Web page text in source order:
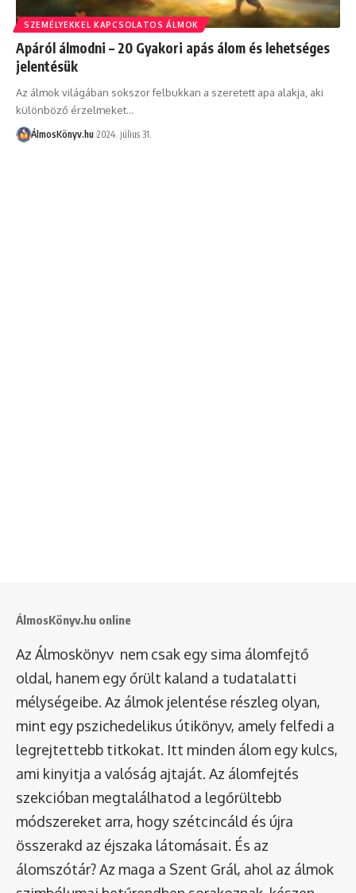
SZEMÉLYEKKEL KAPCSOLATOS ÁLMOK
Apáról álmodni – 20 Gyakori apás álom és lehetséges
jelentésük
Az álmok világában sokszor felbukkan a szeretett apa alakja, aki
különböző érzelmeket…
ÁlmosKönyv.hu 2024. július 31.
ÁlmosKönyv.hu online
Az Álmoskönyv nem csak egy sima álomfejtő
oldal, hanem egy őrült kaland a tudatalatti
mélységeibe. Az álmok jelentése részleg olyan,
mint egy pszichedelikus útikönyv, amely felfedi a
legrejtettebb titkokat. Itt minden álom egy kulcs,
ami kinyitja a valóság ajtaját. Az álomfejtés
szekcióban megtalálhatod a legőrültebb
módszereket arra, hogy szétcincáld és újra
összerakd az éjszaka látomásait. És az
álomszótár? Az maga a Szent Grál, ahol az álmok